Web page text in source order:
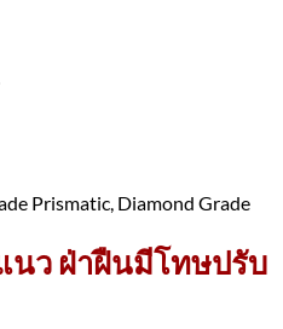
Prismatic, Diamond Grade
นว ฝ่าฝืนมีโทษปรับ